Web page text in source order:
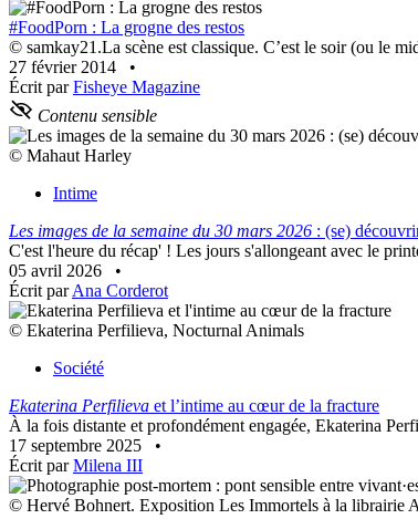
#FoodPorn : La grogne des restos
© samkay21.La scène est classique. C’est le soir (ou le
27 février 2014
•
Écrit parFisheye Magazine
Contenu sensible
© Mahaut Harley
Intime
Les images de la semaine du 30 mars 2026 : (se)
C'est l'heure du récap' ! Les jours s'allongeant avec le
05 avril 2026
•
Écrit parAna Corderot
© Ekaterina Perfilieva, Nocturnal Animals
Société
Ekaterina Perfilieva et l’intime au cœur de la fracture
À la fois distante et profondément engagée, Ekaterina
17 septembre 2025
•
Écrit parMilena III
© Hervé Bohnert. Exposition Les Immortels à la librairie